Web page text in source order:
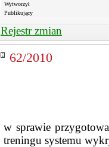
Wytworzył
Publikujący
Rejestr zmian
62/2010
w sprawie
treningu systemu